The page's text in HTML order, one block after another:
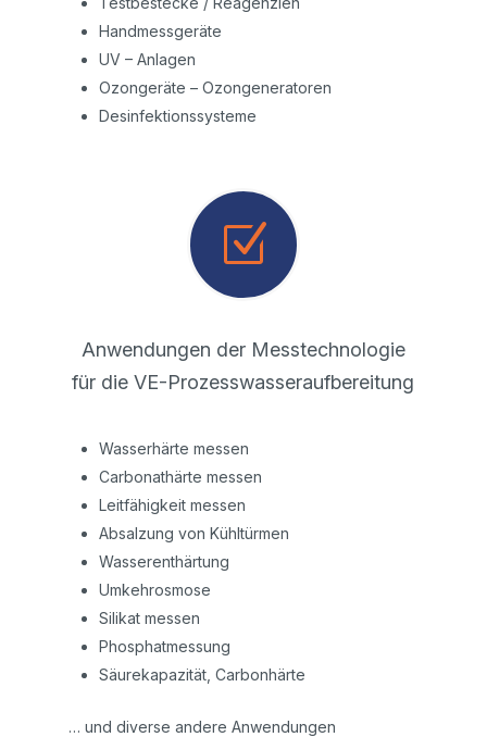
Handmessgeräte
UV – Anlagen
Ozongeräte – Ozongeneratoren
Desinfektionssysteme
Z
Anwendungen der Messtechnologie
für die VE-Prozesswasseraufbereitung
Wasserhärte messen
Carbonathärte messen
Leitfähigkeit messen
Absalzung von Kühltürmen
Wasserenthärtung
Umkehrosmose
Silikat messen
Phosphatmessung
Säurekapazität, Carbonhärte
… und diverse andere Anwendungen